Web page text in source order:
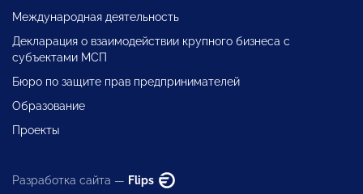
Международная деятельность
Декларация о взаимодействии крупного бизнеса с
субъектами МСП
Бюро по защите прав предпринимателей
Образование
Проекты
Разработка сайта — Flips